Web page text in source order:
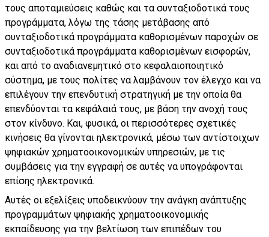
τους αποταμιεύσεις καθώς και τα συνταξιοδοτικά τους
προγράμματα, λόγω της τάσης μετάβασης από
συνταξιοδοτικά προγράμματα καθορισμένων παροχών σε
συνταξιοδοτικά προγράμματα καθορισμένων εισφορών,
και από το αναδιανεμητικό στο κεφαλαιοποιητικό
σύστημα, με τους πολίτες να λαμβάνουν τον έλεγχο και να
επιλέγουν την επενδυτική στρατηγική με την οποία θα
επενδύονται τα κεφάλαιά τους, με βάση την ανοχή τους
στον κίνδυνο. Και, φυσικά, οι περισσότερες σχετικές
κινήσεις θα γίνονται ηλεκτρονικά, μέσω των αντίστοιχων
ψηφιακών χρηματοοικονομικών υπηρεσιών, με τις
συμβάσεις για την εγγραφή σε αυτές να υπογράφονται
επίσης ηλεκτρονικά.
Αυτές οι εξελίξεις υποδεικνύουν την ανάγκη ανάπτυξης
προγραμμάτων ψηφιακής χρηματοοικονομικής
εκπαίδευσης για την βελτίωση των επιπέδων του